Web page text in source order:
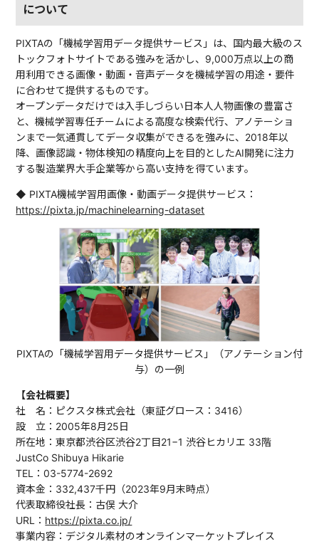
について
PIXTAの「機械学習用データ提供サービス」は、国内最大級のス
トックフォトサイトである強みを活かし、9,000万点以上の商
用利用できる画像・動画・音声データを機械学習の用途・要件
に合わせて提供するものです。
オープンデータだけでは入手しづらい日本人人物画像の豊富さ
と、機械学習専任チームによる高度な検索代行、アノテーショ
ンまで一気通貫してデータ収集ができるを強みに、2018年以
降、画像認識・物体検知の精度向上を目的としたAI開発に注力
する製造業界大手企業等から高い支持を得ています。
◆ PIXTA機械学習用画像・動画データ提供サービス：
https://pixta.jp/machinelearning-dataset
PIXTAの「機械学習用データ提供サービス」（アノテーション付
与）の一例
【会社概要】
社 名：ピクスタ株式会社（東証グロース：3416）
設 立：2005年8月25日
所在地：東京都渋谷区渋谷2丁目21−1 渋谷ヒカリエ 33階
JustCo Shibuya Hikarie
TEL：03-5774-2692
資本金：332,437千円（2023年9月末時点）
代表取締役社長：古俣 大介
URL： https://pixta.co.jp/
事業内容：デジタル素材のオンラインマーケットプレイス